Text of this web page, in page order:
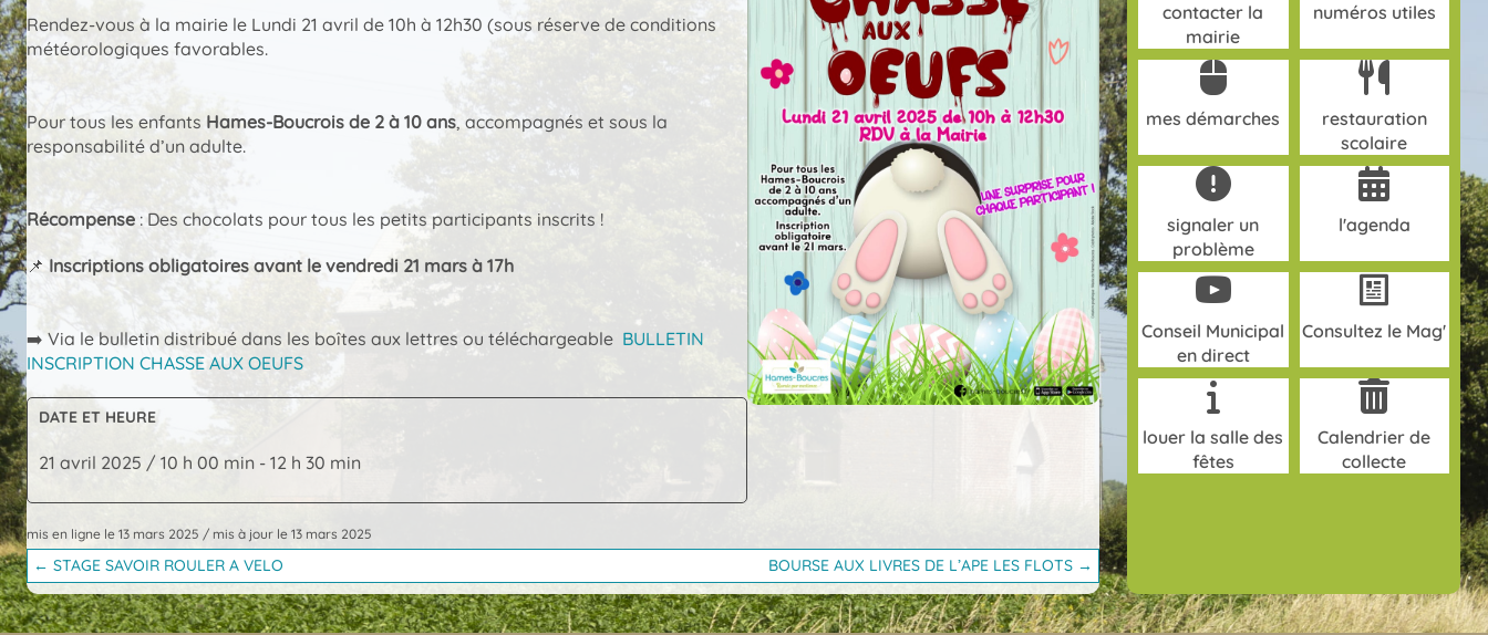
Rendez-vous à la mairie le Lundi 21 avril de 10h à 12h30 (sous réserve de conditions
météorologiques favorables.
Pour tous les enfants Hames-Boucrois de 2 à 10 ans, accompagnés et sous la
responsabilité d’un adulte.
Récompense : Des chocolats pour tous les petits participants inscrits !
📌 Inscriptions obligatoires avant le vendredi 21 mars à 17h
➡️ Via le bulletin distribué dans les boîtes aux lettres ou téléchargeable BULLETIN
INSCRIPTION CHASSE AUX OEUFS
DATE ET HEURE
21 avril 2025 / 10 h 00 min - 12 h 30 min
mis en ligne le 13 mars 2025 / mis à jour le 13 mars 2025
Posts
navigation
← STAGE SAVOIR ROULER A VELO BOURSE AUX LIVRES DE L’APE LES FLOTS →
contacter la
mairie
numéros utiles
mes démarches
restauration
scolaire
signaler un
problème
l'agenda
Conseil Municipal
en direct
Consultez le Mag'
louer la salle des
fêtes
Calendrier de
collecte